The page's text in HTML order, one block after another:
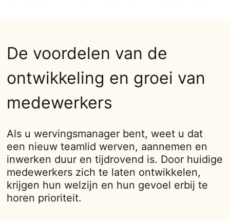
De voordelen van de
ontwikkeling en groei van
medewerkers
Als u wervingsmanager bent, weet u dat
een nieuw teamlid werven, aannemen en
inwerken duur en tijdrovend is. Door huidige
medewerkers zich te laten ontwikkelen,
krijgen hun welzijn en hun gevoel erbij te
horen prioriteit.